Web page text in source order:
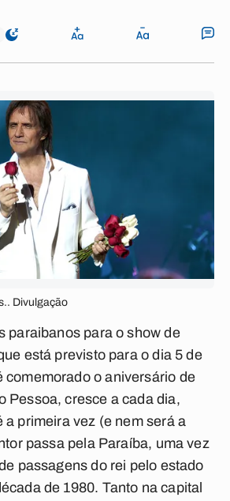
Divulgação
paraibanos para o show de
está previsto para o dia 5 de
comemorado o aniversário de
Pessoa, cresce a cada dia,
a primeira vez (e nem será a
passa pela Paraíba, uma vez
passagens do rei pelo estado
de 1980. Tanto na capital